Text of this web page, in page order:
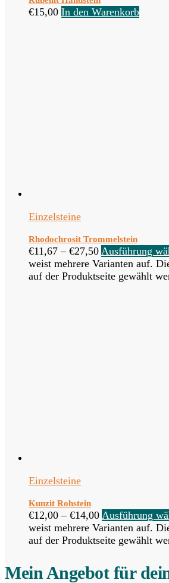
€15,00 In den Warenkorb
Einzelsteine
Rhodochrosit Trommelstein
€11,67 – €27,50 Ausführung
weist mehrere Varianten auf.
auf der Produktseite gewählt
Einzelsteine
Kunzit Rohstein
€12,00 – €14,00 Ausführung
weist mehrere Varianten auf.
auf der Produktseite gewählt
Mein Angebot für